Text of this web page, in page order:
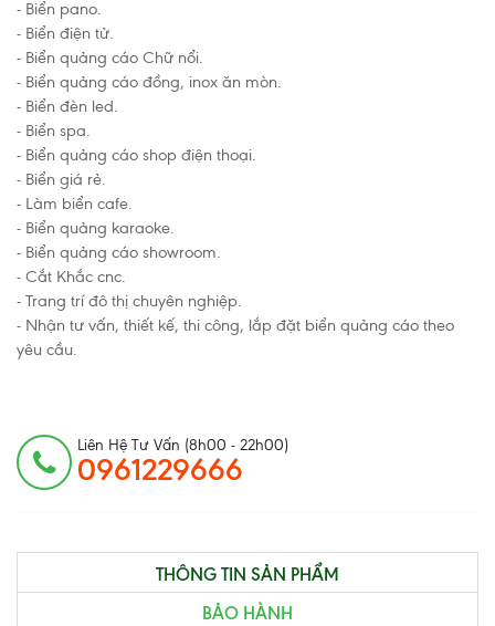
- Biển pano.
- Biển điện tử.
- Biển quảng cáo Chữ nổi.
- Biển quảng cáo đồng, inox ăn mòn.
- Biển đèn led.
- Biển spa.
- Biển quảng cáo shop điện thoại.
- Biển giá rẻ.
- Làm biển cafe.
- Biển quảng karaoke.
- Biển quảng cáo showroom.
- Cắt Khắc cnc.
- Trang trí đô thị chuyên nghiệp.
- Nhận tư vấn, thiết kế, thi công, lắp đặt biển quảng cáo theo
yêu cầu.
Liên Hệ Tư Vấn (8h00 - 22h00)
0961229666
THÔNG TIN SẢN PHẨM
BẢO HÀNH